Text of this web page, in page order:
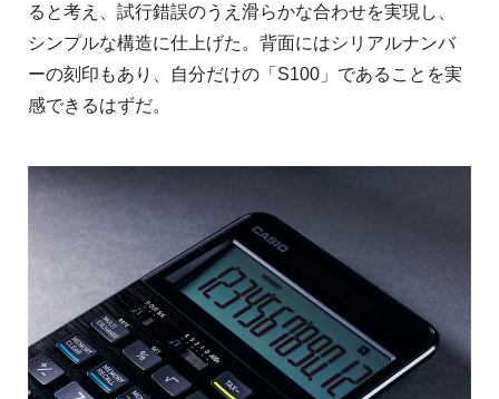
ると考え、試行錯誤のうえ滑らかな合わせを実現し、
シンプルな構造に仕上げた。背面にはシリアルナンバ
ーの刻印もあり、自分だけの「S100」であることを実
感できるはずだ。